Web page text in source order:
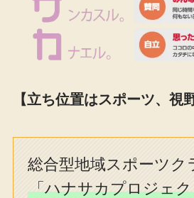
【立ち位置はスポーツ、視
総合型地域スポーツク
「ハナサカプロジェ